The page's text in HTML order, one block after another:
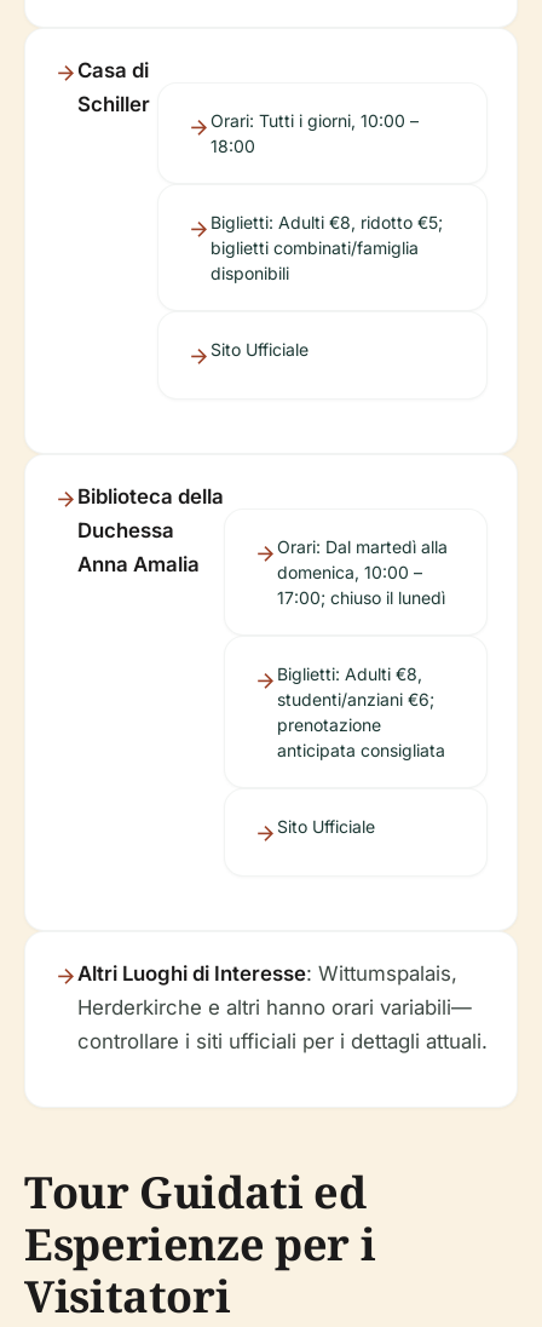
Casa di
Schiller
Orari: Tutti i giorni, 10:00 –
18:00
Biglietti: Adulti €8, ridotto €5;
biglietti combinati/famiglia
disponibili
Sito Ufficiale
Biblioteca della
Duchessa
Anna Amalia
Orari: Dal martedì alla
domenica, 10:00 –
17:00; chiuso il lunedì
Biglietti: Adulti €8,
studenti/anziani €6;
prenotazione
anticipata consigliata
Sito Ufficiale
Altri Luoghi di Interesse: Wittumspalais,
Herderkirche e altri hanno orari variabili—
controllare i siti ufficiali per i dettagli attuali.
Tour Guidati ed
Esperienze per i
Visitatori